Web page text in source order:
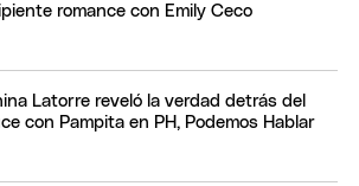
romance con Emily Ceco
Latorre reveló la verdad detrás del
con Pampita en PH, Podemos Hablar